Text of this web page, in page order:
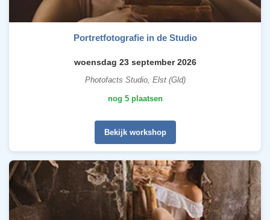
Portretfotografie in de Studio
woensdag 23 september 2026
Photofacts Studio, Elst (Gld)
nog 5 plaatsen
Bekijk workshop